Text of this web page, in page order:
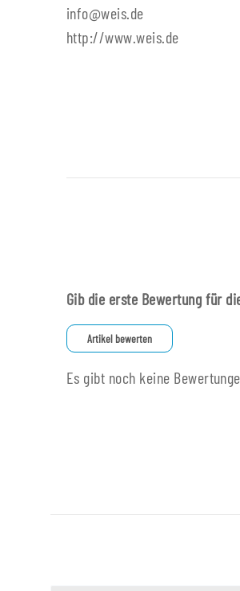
info@weis.de
http://www.weis.de
Gib die erste Bewertung für
Artikel bewerten
Es gibt noch keine